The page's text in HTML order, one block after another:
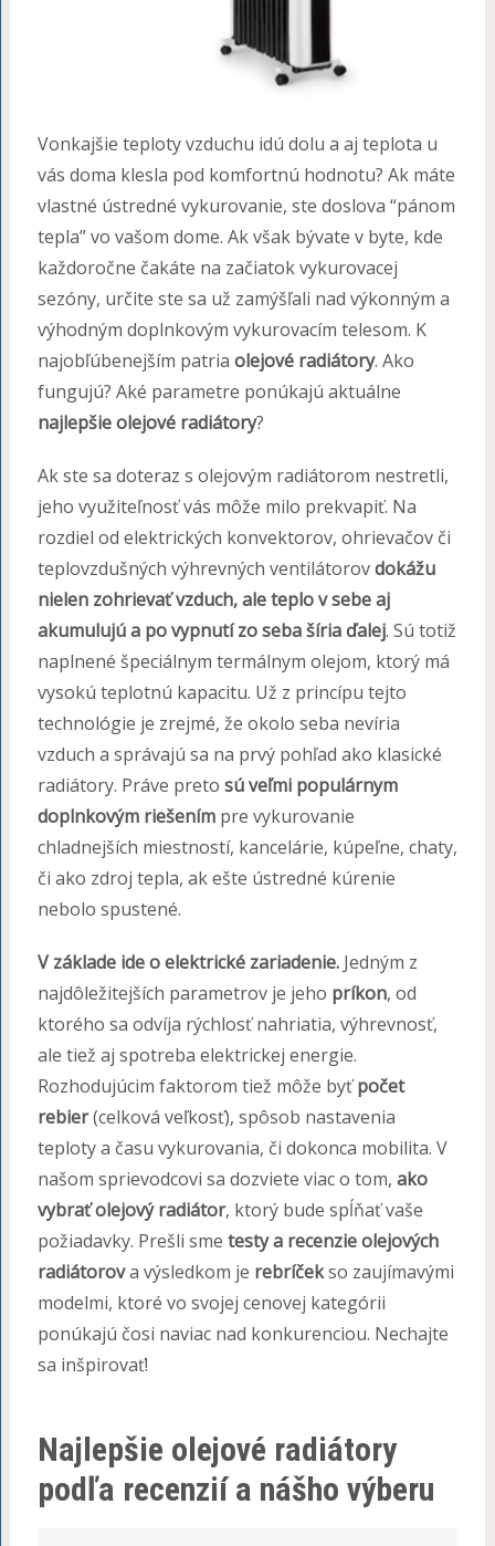
Vonkajšie teploty vzduchu idú dolu a aj teplota u
vás doma klesla pod komfortnú hodnotu? Ak máte
vlastné ústredné vykurovanie, ste doslova “pánom
tepla” vo vašom dome. Ak však bývate v byte, kde
každoročne čakáte na začiatok vykurovacej
sezóny, určite ste sa už zamýšľali nad výkonným a
výhodným doplnkovým vykurovacím telesom. K
najobľúbenejším patria olejové radiátory. Ako
fungujú? Aké parametre ponúkajú aktuálne
najlepšie olejové radiátory?
Ak ste sa doteraz s olejovým radiátorom nestretli,
jeho využiteľnosť vás môže milo prekvapiť. Na
rozdiel od elektrických konvektorov, ohrievačov či
teplovzdušných výhrevných ventilátorovdokážu
nielen zohrievať vzduch, ale teplo v sebe aj
akumulujú a po vypnutí zo seba šíria ďalej. Sú totiž
naplnené špeciálnym termálnym olejom, ktorý má
vysokú teplotnú kapacitu. Už z princípu tejto
technológie je zrejmé, že okolo seba nevíria
vzduch a správajú sa na prvý pohľad ako klasické
radiátory. Práve preto sú veľmi populárnym
doplnkovým riešenímpre vykurovanie
chladnejších miestností, kancelárie, kúpeľne, chaty,
či ako zdroj tepla, ak ešte ústredné kúrenie
nebolo spustené.
V základe ide o elektrické zariadenie.Jedným z
najdôležitejších parametrov je jeho príkon, od
ktorého sa odvíja rýchlosť nahriatia, výhrevnosť,
ale tiež aj spotreba elektrickej energie.
Rozhodujúcim faktorom tiež môže byťpočet
rebier(celková veľkosť), spôsob nastavenia
teploty a času vykurovania, či dokonca mobilita. V
našom sprievodcovi sa dozviete viac o tom, ako
vybrať olejový radiátor, ktorý bude spĺňať vaše
požiadavky. Prešli sme testy a recenzie olejových
radiátorova výsledkom je rebríčekso zaujímavými
modelmi, ktoré vo svojej cenovej kategórii
ponúkajú čosi naviac nad konkurenciou. Nechajte
sa inšpirovať!
Najlepšie olejové radiátory
podľa recenzií a nášho výberu